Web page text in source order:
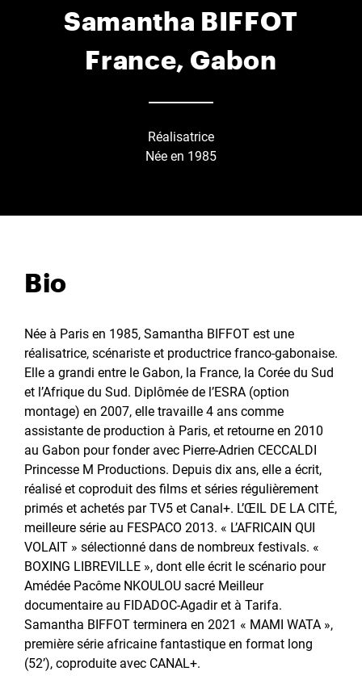
Samantha BIFFOT
France, Gabon
Réalisatrice
Née en 1985
Bio
Née à Paris en 1985, Samantha BIFFOT est une
réalisatrice, scénariste et productrice franco-gabonaise.
Elle a grandi entre le Gabon, la France, la Corée du Sud
et l’Afrique du Sud. Diplômée de l’ESRA (option
montage) en 2007, elle travaille 4 ans comme
assistante de production à Paris, et retourne en 2010
au Gabon pour fonder avec Pierre-Adrien CECCALDI
Princesse M Productions. Depuis dix ans, elle a écrit,
réalisé et coproduit des films et séries régulièrement
primés et achetés par TV5 et Canal+. L’ŒIL DE LA CITÉ,
meilleure série au FESPACO 2013. « L’AFRICAIN QUI
VOLAIT » sélectionné dans de nombreux festivals. «
BOXING LIBREVILLE », dont elle écrit le scénario pour
Amédée Pacôme NKOULOU sacré Meilleur
documentaire au FIDADOC-Agadir et à Tarifa.
Samantha BIFFOT terminera en 2021 « MAMI WATA »,
première série africaine fantastique en format long
(52’), coproduite avec CANAL+.